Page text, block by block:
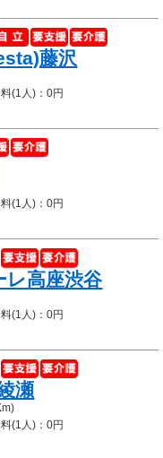
藤沢
(1人)：0円
(1人)：0円
レ高座渋谷
(1人)：0円
瀬
(1人)：0円